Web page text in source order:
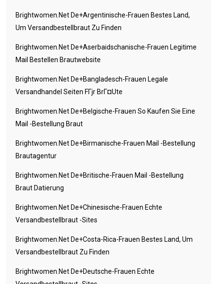
Brightwomen.net De+argentinische-Frauen Bestes Land,
Um Versandbestellbraut Zu Finden
Brightwomen.net De+aserbaidschanische-Frauen Legitime
Mail Bestellen Brautwebsite
Brightwomen.net De+bangladesch-Frauen Legale
Versandhandel Seiten FГјr BrГ¤ute
Brightwomen.net De+belgische-Frauen So Kaufen Sie Eine
Mail -Bestellung Braut
Brightwomen.net De+birmanische-Frauen Mail -Bestellung
Brautagentur
Brightwomen.net De+britische-Frauen Mail -Bestellung
Braut Datierung
Brightwomen.net De+chinesische-Frauen Echte
Versandbestellbraut -Sites
Brightwomen.net De+costa-Rica-Frauen Bestes Land, Um
Versandbestellbraut Zu Finden
Brightwomen.net De+deutsche-Frauen Echte